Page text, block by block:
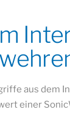
aus dem
einer